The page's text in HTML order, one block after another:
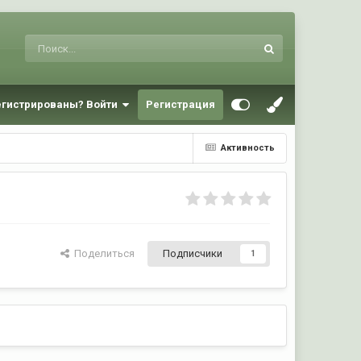
Войти Регистрация
Активность
Поделиться Подписчики 1